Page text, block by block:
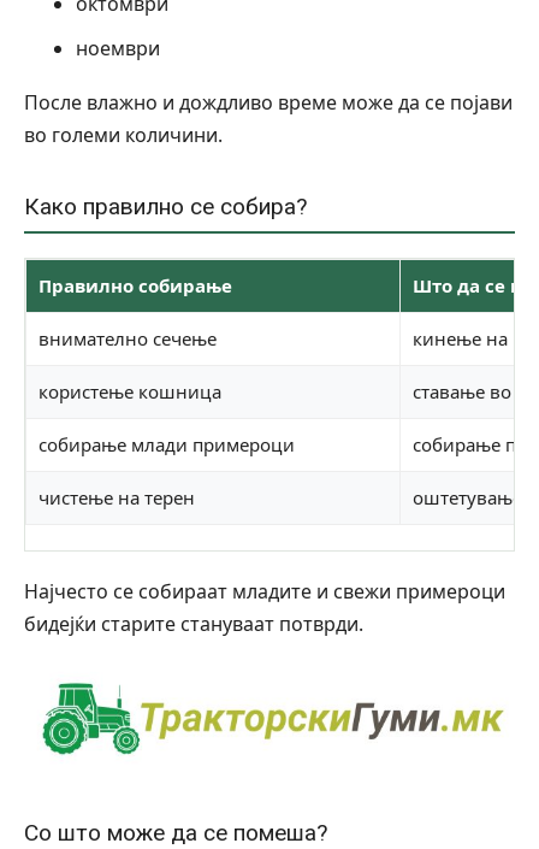
ноември
После влажно и дождливо време може да се појави
во големи количини.
Како правилно се собира?
Правилно собирање Што да се
внимателно сечење кинење на
користење кошница ставање во
собирање млади примероци собирање
чистење на терен оштетување
Најчесто се собираат младите и свежи примероци
бидејќи старите стануваат потврди.
Со што може да се помеша?